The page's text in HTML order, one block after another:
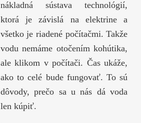
nákladná sústava technológií,
ktorá je závislá na elektrine a
všetko je riadené počítačmi. Takže
vodu nemáme otočením kohútika,
ale klikom v počítači. Čas ukáže,
ako to celé bude fungovať. To sú
dôvody, prečo sa u nás dá voda
len kúpiť.